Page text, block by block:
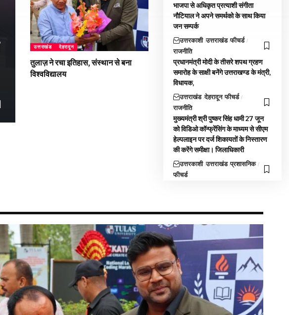
उत्तराखंड देहरादून
तुलाज़ ने रचा इतिहास, संस्थान से बना
विश्वविद्यालय
भाजपा से अधिकृत प्रत्याशी संगीता
नौटियाल ने अपने समर्थको के साथ किया
जन सम्पर्क
उत्तरकाशी उत्तराखंड फीचर्ड
राजनीति
प्रधानमंत्री मोदी के तीसरे शपथ ग्रहण
समारोह के साक्षी बनेंगे उत्तराखण्ड के मंत्री,
विधायक,
उत्तराखंड देहरादून फीचर्ड
राजनीति
मुख्यमंत्री श्री पुष्कर सिंह धामी 27 जून
को विडिओ कॉन्फ्रेंसिंग के माध्यम से सीएम
हेल्पलाइन पर दर्ज शिकायतों के निस्तारण
की करेंगे समीक्षा। जिलाधिकारी
उत्तरकाशी उत्तराखंड प्रशासनिक
फीचर्ड